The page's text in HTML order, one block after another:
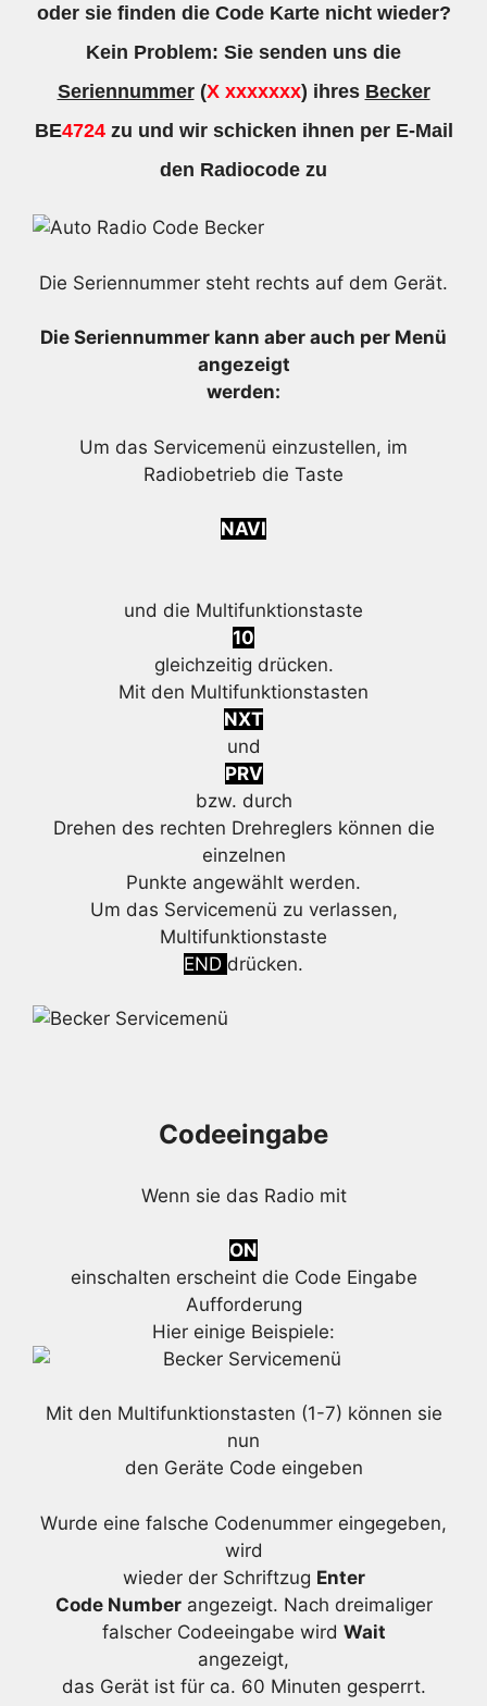
oder sie finden die Code Karte nicht wieder?
Kein Problem: Sie senden uns die
Seriennummer(X xxxxxxx) ihres Becker
BE4724zu und wir schicken ihnen per E-Mail
den Radiocode zu
Die Seriennummer steht rechts auf dem Gerät.
Die Seriennummer kann aber auch per Menü
angezeigt
werden:
Um das Servicemenü einzustellen, im
Radiobetrieb die Taste
NAVI
und die Multifunktionstaste
10
gleichzeitig drücken.
Mit den Multifunktionstasten
NXT
und
PRV
bzw. durch
Drehen des rechten Drehreglers können die
einzelnen
Punkte angewählt werden.
Um das Servicemenü zu verlassen,
Multifunktionstaste
END drücken.
Codeeingabe
Wenn sie das Radio mit
ON
einschalten erscheint die Code Eingabe
Aufforderung
Hier einige Beispiele:
Mit den Multifunktionstasten (1-7) können sie
nun
den Geräte Code eingeben
Wurde eine falsche Codenummer eingegeben,
wird
wieder der Schriftzug Enter
Code Numberangezeigt. Nach dreimaliger
falscher Codeeingabe wird Wait
angezeigt,
das Gerät ist für ca. 60 Minuten gesperrt.